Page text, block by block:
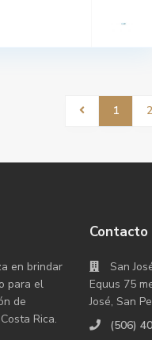
1 2
en brindar
para el
de
Rica.
Contacto
San
Equus 75
José, San
(506)